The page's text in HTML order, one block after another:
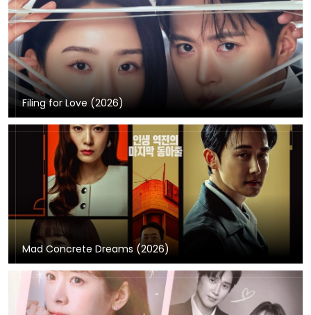
Filing for Love (2026)
Mad Concrete Dreams (2026)